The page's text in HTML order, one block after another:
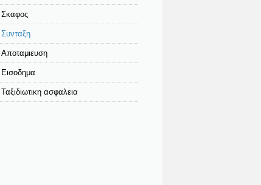
Σκαφος
Συνταξη
Αποταμιευση
Εισοδημα
Ταξιδιωτικη ασφαλεια